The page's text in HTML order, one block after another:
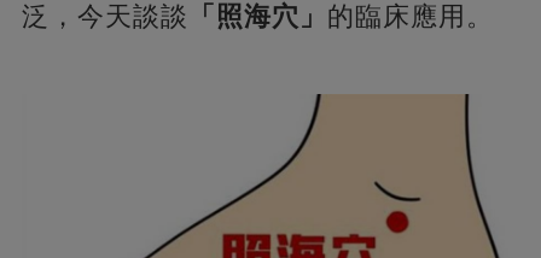
泛，今天談談
「照海穴」 的臨床應用。